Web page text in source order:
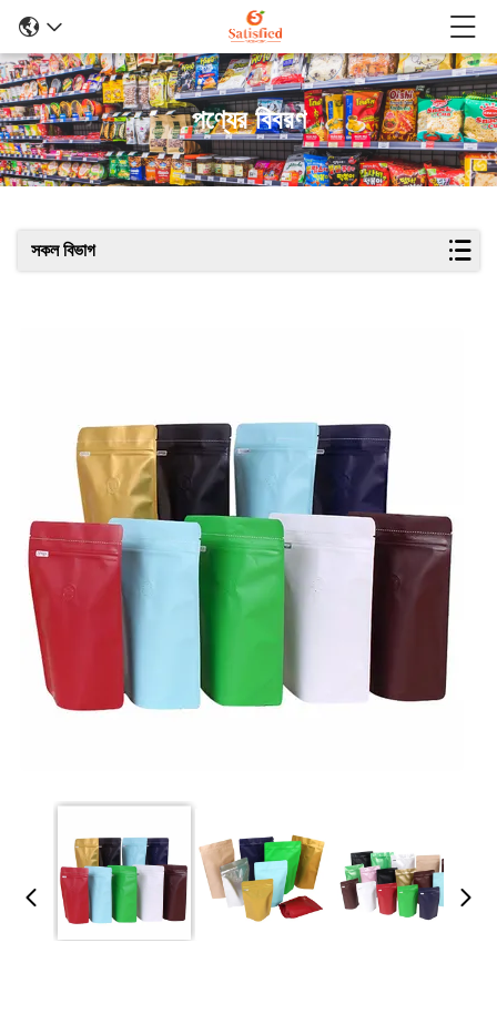
পণ্যের বিবরণ
সকল বিভাগ